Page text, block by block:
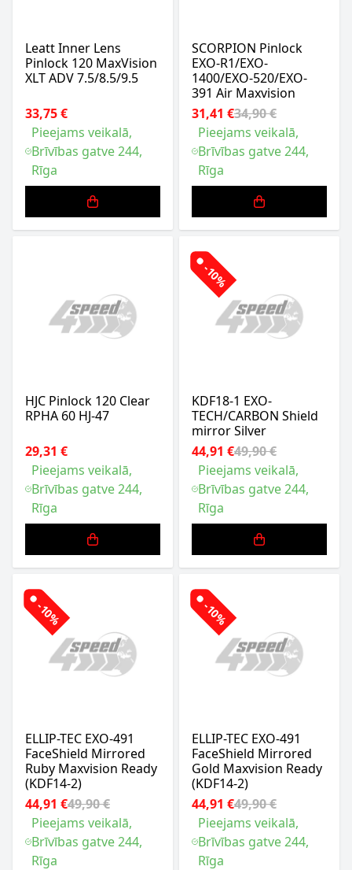
Leatt Inner Lens
Pinlock 120 MaxVision
XLT ADV 7.5/8.5/9.5
33,75 €
Pieejams veikalā,
Brīvības gatve 244,
Rīga
SCORPION Pinlock
EXO-R1/EXO-
1400/EXO-520/EXO-
391 Air Maxvision
31,41 €34,90 €
Pieejams veikalā,
Brīvības gatve 244,
Rīga
HJC Pinlock 120 Clear
RPHA 60 HJ-47
29,31 €
Pieejams veikalā,
Brīvības gatve 244,
Rīga
-10%
KDF18-1 EXO-
TECH/CARBON Shield
mirror Silver
44,91 €49,90 €
Pieejams veikalā,
Brīvības gatve 244,
Rīga
-10%
ELLIP-TEC EXO-491
FaceShield Mirrored
Ruby Maxvision Ready
(KDF14-2)
44,91 €49,90 €
Pieejams veikalā,
Brīvības gatve 244,
Rīga
-10%
ELLIP-TEC EXO-491
FaceShield Mirrored
Gold Maxvision Ready
(KDF14-2)
44,91 €49,90 €
Pieejams veikalā,
Brīvības gatve 244,
Rīga